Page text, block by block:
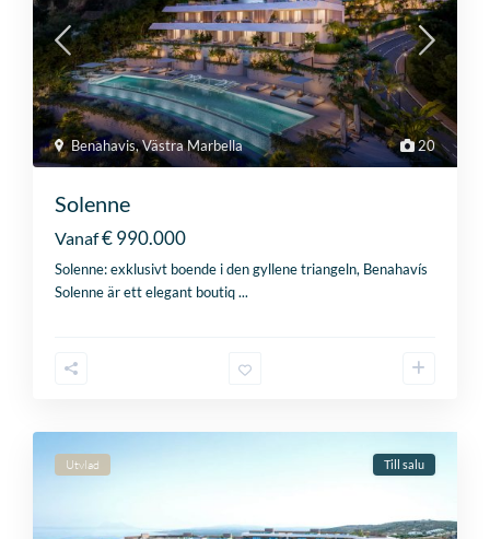
20
Benahavis,Västra Marbella
Solenne
Vanaf€ 990.000
Solenne: exklusivt boende i den gyllene triangeln, Benahavís
Solenne är ett elegant boutiq...
Utvlad Till salu